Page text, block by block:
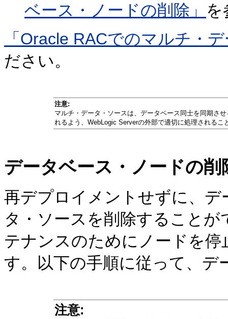
ベース・ノードの削除」 を
「Oracle RACでのマルチ・
ださい。
注意:
マルチ・データ・ソースは、データベース同士を同期さ
れるよう、WebLogic Serverの外部で適切に処理されるこ
データベース・ノードの削
再デプロイメントせずに、
タ・ソースを削除すること
テナンスのためにノードを
す。以下の手順に従って、デ
注意: